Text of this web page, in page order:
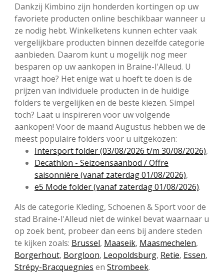
Dankzij Kimbino zijn honderden kortingen op uw
favoriete producten online beschikbaar wanneer u
ze nodig hebt. Winkelketens kunnen echter vaak
vergelijkbare producten binnen dezelfde categorie
aanbieden. Daarom kunt u mogelijk nog meer
besparen op uw aankopen in Braine-l'Alleud. U
vraagt hoe? Het enige wat u hoeft te doen is de
prijzen van individuele producten in de huidige
folders te vergelijken en de beste kiezen. Simpel
toch? Laat u inspireren voor uw volgende
aankopen! Voor de maand Augustus hebben we de
meest populaire folders voor u uitgekozen:
Intersport folder (03/08/2026 t/m 30/08/2026),
Decathlon - Seizoensaanbod / Offre
saisonnière (vanaf zaterdag 01/08/2026),
e5 Mode folder (vanaf zaterdag 01/08/2026).
Als de categorie Kleding, Schoenen & Sport voor de
stad Braine-l'Alleud niet de winkel bevat waarnaar u
op zoek bent, probeer dan eens bij andere steden
te kijken zoals: Brussel, Maaseik, Maasmechelen,
Borgerhout, Borgloon, Leopoldsburg, Retie, Essen,
Strépy-Bracquegnies en Strombeek.